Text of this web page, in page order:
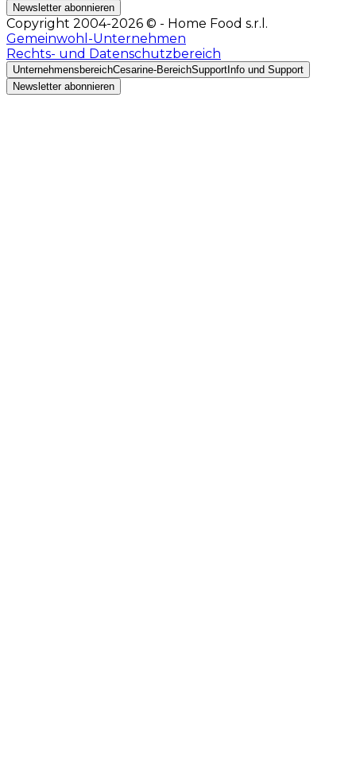
Newsletter abonnieren
Copyright 2004-2026 © - Home Food s.r.l.
Gemeinwohl-Unternehmen
Rechts- und Datenschutzbereich
UnternehmensbereichCesarine-BereichSupport Info und Support
Newsletter abonnieren